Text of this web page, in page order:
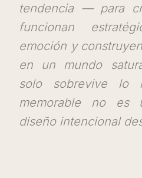
tendencia — para
funcionan
emoción y
en un mundo
solo sobrevive lo
memorable no es
diseño intencional